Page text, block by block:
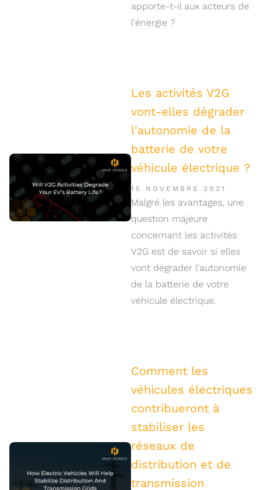
apporte-t-il aux acteurs de
l'énergie ?
Les activités V2G
vont-elles dégrader
l'autonomie de la
batterie de votre
véhicule électrique ?
15 NOVEMBRE 2021
Malgré les avantages, une
question majeure
concernant les activités
V2G est de savoir si elles
vont dégrader l'autonomie
de la batterie de votre
véhicule électrique.
Comment les
véhicules électriques
contribueront à
stabiliser les
réseaux de
distribution et de
transmission